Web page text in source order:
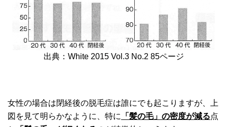
出典：White 2015 Vol.3 No.2 85ページ
女性の場合は閉経後の脱毛症は誰にでも起こりますが、上
図を見て明らかなように、特に
「髪の毛」の密度が減る点